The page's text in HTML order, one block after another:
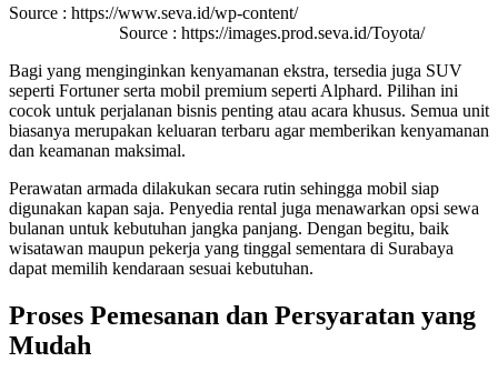
Source : https://www.seva.id/wp-content/
Source : https://images.prod.seva.id/Toyota/
Bagi yang menginginkan kenyamanan ekstra, tersedia juga SUV
seperti Fortuner serta mobil premium seperti Alphard. Pilihan ini
cocok untuk perjalanan bisnis penting atau acara khusus. Semua unit
biasanya merupakan keluaran terbaru agar memberikan kenyamanan
dan keamanan maksimal.
Perawatan armada dilakukan secara rutin sehingga mobil siap
digunakan kapan saja. Penyedia rental juga menawarkan opsi sewa
bulanan untuk kebutuhan jangka panjang. Dengan begitu, baik
wisatawan maupun pekerja yang tinggal sementara di Surabaya
dapat memilih kendaraan sesuai kebutuhan.
Proses Pemesanan dan Persyaratan yang
Mudah